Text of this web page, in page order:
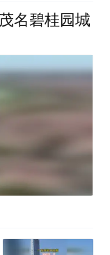
名碧桂园城